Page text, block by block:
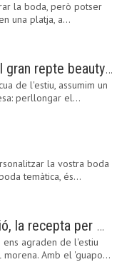
la boda, però potser
una platja, a…
Bronzejat durador: el gran repte beauty del final de l’estiu
de l'estiu, assumim un
perllongar el…
la vostra boda
temàtica, és…
Hidratació i exfoliació, la recepta per mantenir el bronzejat
agraden de l'estiu
Amb el 'guapo…